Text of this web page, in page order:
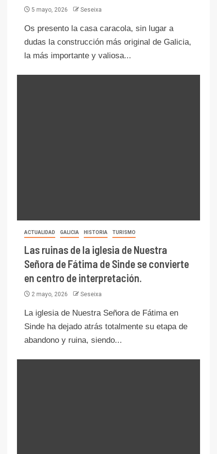
5 mayo, 2026 Seseixa
Os presento la casa caracola, sin lugar a
dudas la construcción más original de Galicia,
la más importante y valiosa...
ACTUALIDAD GALICIA HISTORIA TURISMO
Las ruinas de la iglesia de Nuestra
Señora de Fátima de Sinde se convierte
en centro de interpretación.
2 mayo, 2026 Seseixa
La iglesia de Nuestra Señora de Fátima en
Sinde ha dejado atrás totalmente su etapa de
abandono y ruina, siendo...